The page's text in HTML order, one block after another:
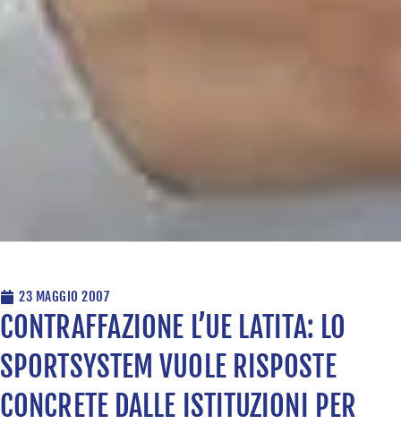
23 MAGGIO 2007
CONTRAFFAZIONE L’UE LATITA: LO
SPORTSYSTEM VUOLE RISPOSTE
CONCRETE DALLE ISTITUZIONI PER